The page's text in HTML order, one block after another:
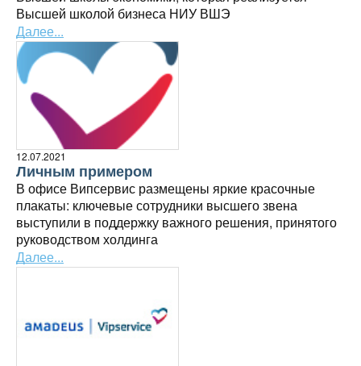
Высшей школой бизнеса НИУ ВШЭ
Далее...
Личным примером
В офисе Випсервис размещены яркие красочные
плакаты: ключевые сотрудники высшего звена
выступили в поддержку важного решения, принятого
руководством холдинга
12.07.2021
Далее...